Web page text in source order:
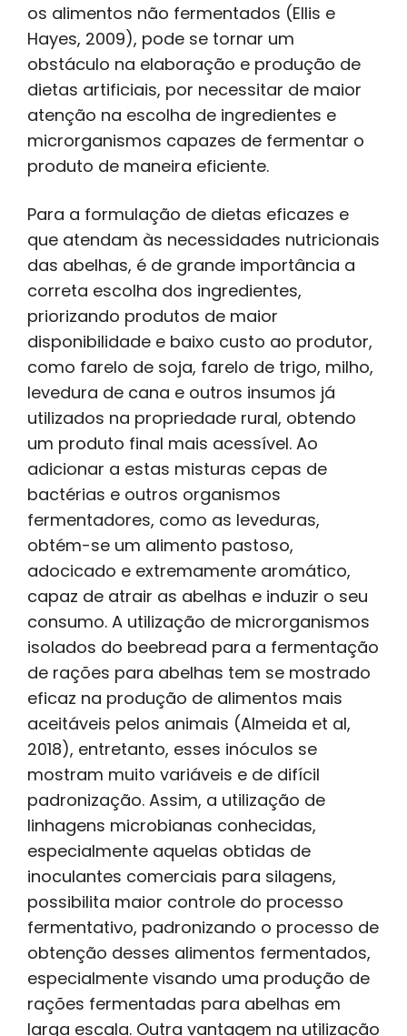
os alimentos não fermentados (Ellis e
Hayes, 2009), pode se tornar um
obstáculo na elaboração e produção de
dietas artificiais, por necessitar de maior
atenção na escolha de ingredientes e
microrganismos capazes de fermentar o
produto de maneira eficiente.
Para a formulação de dietas eficazes e
que atendam às necessidades nutricionais
das abelhas, é de grande importância a
correta escolha dos ingredientes,
priorizando produtos de maior
disponibilidade e baixo custo ao produtor,
como farelo de soja, farelo de trigo, milho,
levedura de cana e outros insumos já
utilizados na propriedade rural, obtendo
um produto final mais acessível. Ao
adicionar a estas misturas cepas de
bactérias e outros organismos
fermentadores, como as leveduras,
obtém-se um alimento pastoso,
adocicado e extremamente aromático,
capaz de atrair as abelhas e induzir o seu
consumo. A utilização de microrganismos
isolados do beebread para a fermentação
de rações para abelhas tem se mostrado
eficaz na produção de alimentos mais
aceitáveis pelos animais (Almeida et al,
2018), entretanto, esses inóculos se
mostram muito variáveis e de difícil
padronização. Assim, a utilização de
linhagens microbianas conhecidas,
especialmente aquelas obtidas de
inoculantes comerciais para silagens,
possibilita maior controle do processo
fermentativo, padronizando o processo de
obtenção desses alimentos fermentados,
especialmente visando uma produção de
rações fermentadas para abelhas em
larga escala. Outra vantagem na utilização